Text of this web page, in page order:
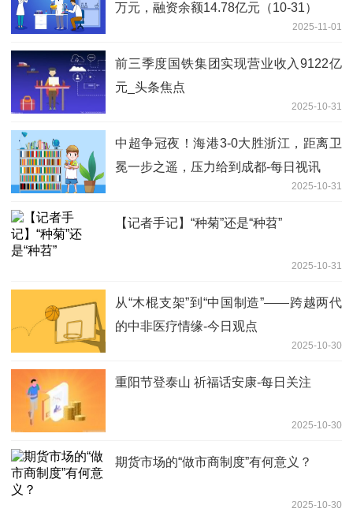
万元，融资余额14.78亿元（10-31）
2025-11-01
前三季度国铁集团实现营业收入9122亿
元_头条焦点
2025-10-31
中超争冠夜！海港3-0大胜浙江，距离卫
冕一步之遥，压力给到成都-每日视讯
2025-10-31
【记者手记】“种菊”还是“种苕”
2025-10-31
从“木棍支架”到“中国制造”——跨越两代
的中非医疗情缘-今日观点
2025-10-30
重阳节登泰山 祈福话安康-每日关注
2025-10-30
期货市场的“做市商制度”有何意义？
2025-10-30